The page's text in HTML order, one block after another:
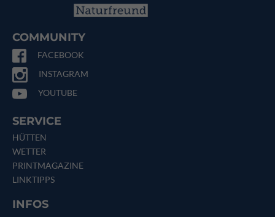
COMMUNITY
FACEBOOK
INSTAGRAM
YOUTUBE
SERVICE
HÜTTEN
WETTER
PRINTMAGAZINE
LINKTIPPS
INFOS